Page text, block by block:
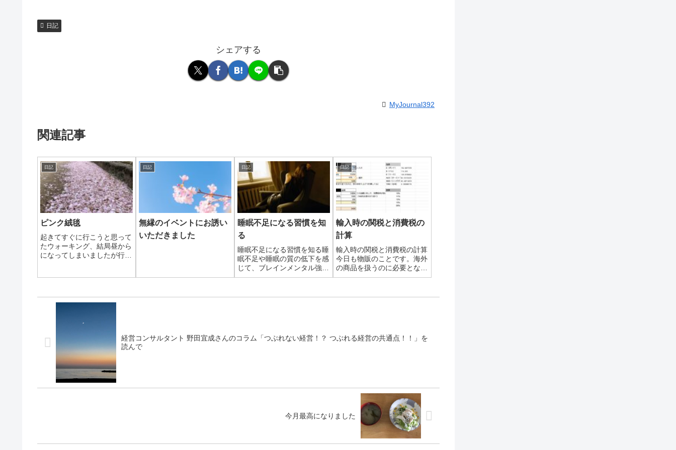
日記
シェアする
MyJournal392
関連記事
日記
ピンク絨毯
起きてすぐに行こうと思って
たウォーキング、結局昼から
になってしまいましたが行っ
すが、このピンク絨毯も綺麗
日記
無縁のイベントにお誘い
いただきました
日記
睡眠不足になる習慣を知
る
睡眠不足になる習慣を知る睡
眠不足や睡眠の質の低下を感
じて、ブレインメンタル強化
大全を読み返しています。昨
日記
輸入時の関税と消費税の
計算
輸入時の関税と消費税の計算
今日も物販のことです。海外
の商品を扱うのに必要となる
のが関税などの税金です。今
経営コンサルタント 野田宜成さんのコラム「つぶれない経営！？ つぶれる経営の共通点！！」を
読んで
今月最高になりました